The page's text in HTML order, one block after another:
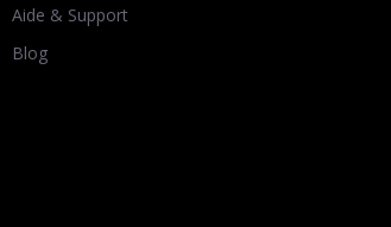
Aide & Support
Blog